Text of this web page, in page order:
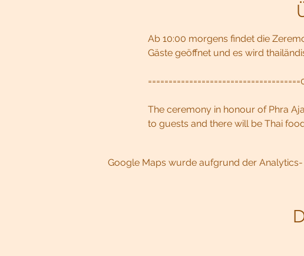
Ab 10:00 morgens findet die
Gäste geöffnet und es wird
The ceremony in honour of Phra
to guests and there will be Thai
Google Maps wurde aufgrund der